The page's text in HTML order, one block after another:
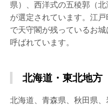
県）、西洋式の五稜郭（
が選定されています。江
で天守閣が残っているお
呼ばれています。
北海道・東北地方
北海道、青森県、秋田県